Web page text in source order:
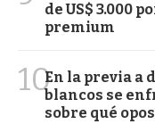
de US$ 3.000
premium
10En la previa a
blancos se
sobre qué